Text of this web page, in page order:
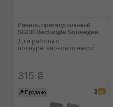
Ракель прямоуголь­ный
SGCB Rectangle Squeegee
Для работы с
полиуретановой плёнкой
315 ₴
Продано 3